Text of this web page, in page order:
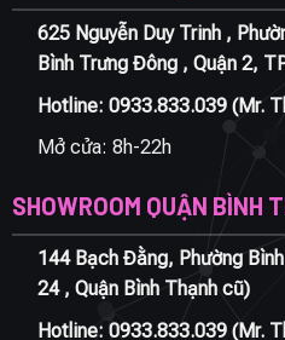
625 Nguyễn Duy Trinh ,
Bình Trưng Đông , Quận 2,
Hotline: 0933.833.039(Mr.
Mở cửa: 8h-22h
SHOWROOM QUẬN BÌNH
144 Bạch Đằng, Phường
24 , Quận Bình Thạnh cũ)
Hotline: 0933.833.039(Mr.